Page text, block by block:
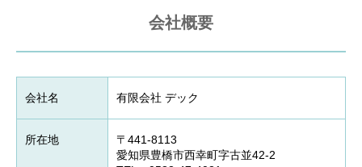
会社概要
会社名 有限会社 デック
所在地
〒441-8113
愛知県豊橋市西幸町字古並42-2